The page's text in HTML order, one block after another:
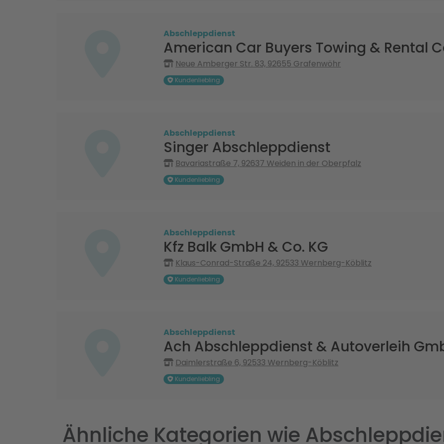
Abschleppdienst
American Car Buyers Towing & Rental
Neue Amberger Str. 83, 92655 Grafenwöhr
Kundenliebling
Abschleppdienst
Singer Abschleppdienst
Bavariastraße 7, 92637 Weiden in der Oberpfalz
Kundenliebling
Abschleppdienst
Kfz Balk GmbH & Co. KG
Klaus-Conrad-Straße 24, 92533 Wernberg-Köblitz
Kundenliebling
Abschleppdienst
Ach Abschleppdienst & Autoverleih
Daimlerstraße 6, 92533 Wernberg-Köblitz
Kundenliebling
Ähnliche Kategorien wie